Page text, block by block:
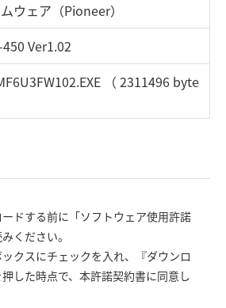
ウェア（Pioneer）
Ver1.02
（ 2311496 byte
ドする前に「ソフトウェア使用許諾
ください。
クスにチェックを入れ、『ダウンロ
した時点で、本許諾契約書に同意し